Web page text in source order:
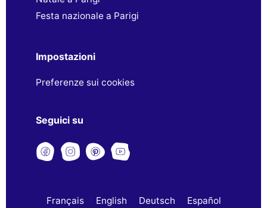
Festa nazionale a Parigi
Impostazioni
Preferenze sui cookies
Seguici su
Français English Deutsch
Español